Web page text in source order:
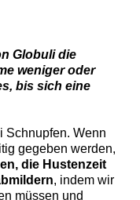
Globuli die
weniger oder
bis sich eine
Schnupfen. Wenn
gegeben werden,
die Hustenzeit
, indem wir
müssen und